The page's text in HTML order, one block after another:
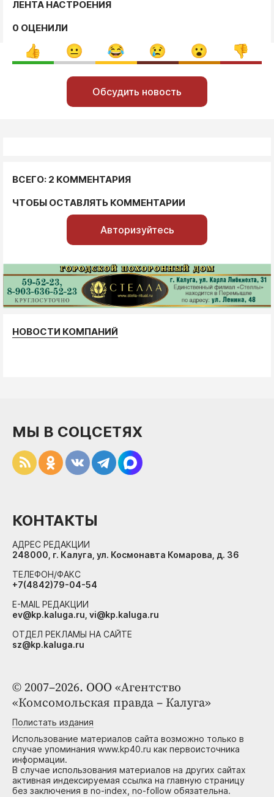
ЛЕНТА НАСТРОЕНИЯ
0 ОЦЕНИЛИ
Обсудить новость
ВСЕГО: 2 КОММЕНТАРИЯ
ЧТОБЫ ОСТАВЛЯТЬ КОММЕНТАРИИ
Авторизуйтесь
НОВОСТИ КОМПАНИЙ
© 2007–2026. ООО «Агентство
«Комсомольская правда – Калуга»
Полистать издания
Использование материалов сайта возможно только в
случае упоминания www.kp40.ru как первоисточника
информации.
В случае использования материалов на других сайтах
активная индексируемая ссылка на главную страницу
без заключения в no-index, no-follow обязательна.
МЫ В СОЦСЕТЯХ
КОНТАКТЫ
АДРЕС РЕДАКЦИИ
248000, г. Калуга, ул. Космонавта Комарова, д. 36
ТЕЛЕФОН/ФАКС
+7(4842)79-04-54
E-MAIL РЕДАКЦИИ
ev@kp.kaluga.ru, vi@kp.kaluga.ru
ОТДЕЛ РЕКЛАМЫ НА САЙТЕ
sz@kp.kaluga.ru